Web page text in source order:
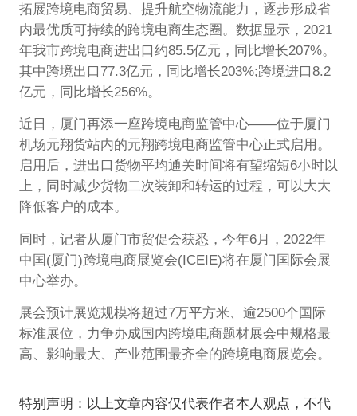
拓展跨境电商贸易、提升航空物流能力，逐步形成省
内最优质可持续的跨境电商生态圈。数据显示，2021
年我市跨境电商进出口约85.5亿元，同比增长207%。
其中跨境出口77.3亿元，同比增长203%;跨境进口8.2
亿元，同比增长256%。
近日，厦门再添一座跨境电商监管中心——位于厦门
机场元翔货站内的元翔跨境电商监管中心正式启用。
启用后，进出口货物平均通关时间将有望缩短6小时以
上，同时减少货物二次装卸和转运的过程，可以大大
降低客户的成本。
同时，记者从厦门市贸促会获悉，今年6月，2022年
中国(厦门)跨境电商展览会(ICEIE)将在厦门国际会展
中心举办。
展会预计展览规模将超过7万平方米、逾2500个国际
标准展位，力争办成国内跨境电商题材展会中规格最
高、影响最大、产业范围最齐全的跨境电商展览会。
特别声明：以上文章内容仅代表作者本人观点，不代